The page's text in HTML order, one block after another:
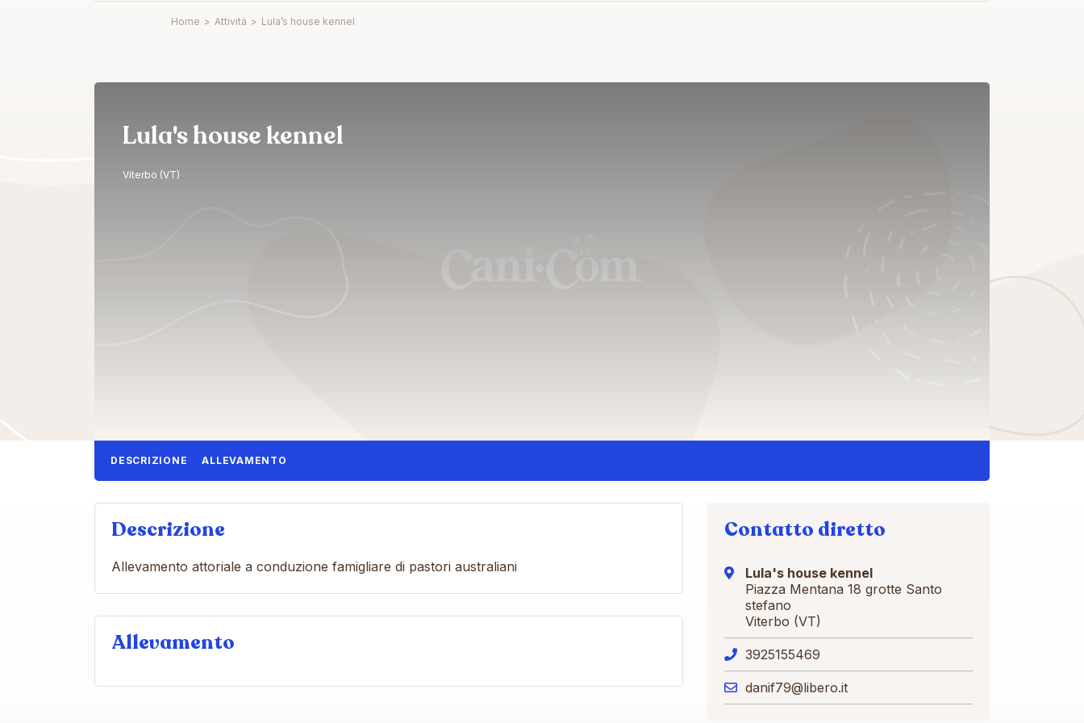
Home > Attività > Lula’s house kennel
Lula's house kennel
Viterbo (VT)
DESCRIZIONE ALLEVAMENTO
Descrizione
Allevamento attoriale a conduzione famigliare di pastori australiani
Allevamento
Contatto diretto
Lula's house kennel
Piazza Mentana 18 grotte Santo
stefano
Viterbo (VT)
3925155469
danif79@libero.it